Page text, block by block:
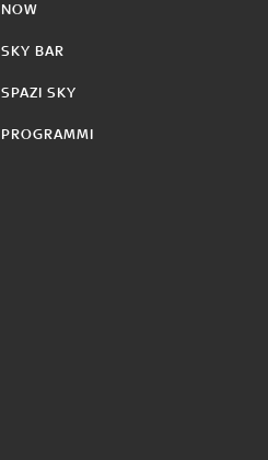
NOW
SKY BAR
SPAZI SKY
PROGRAMMI